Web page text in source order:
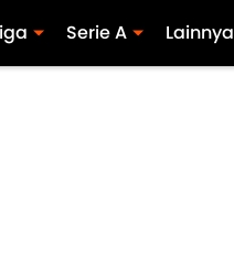
Serie A Lainnya